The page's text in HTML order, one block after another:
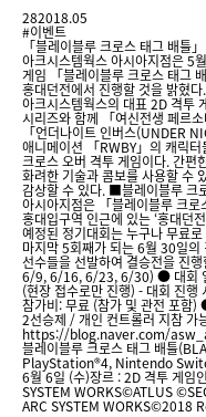
282018.05
#이벤트
「블레이블루 크로스 태그 배틀
아크시스템웍스 아시아지점은 5
게임 「블레이블루 크로스 태그
홍대던전에서 진행할 것을 밝혔
아크시스템웍스의 대표 2D 격투
시리즈와 함께 「여신전생 페르
「언더나이트 인버스(UNDER
애니메이션 「RWBY」의 캐릭
크로스 오버 격투 게임이다. 간편
화려한 기술과 콤보를 사용할 수
감상할 수 있다. ■블레이블루 크
아시아지점은 「블레이블루 크
홍대입구역 인근에 있는 ‘홍대던
예정된 정기대회는 누구나 무료
마지막 5회째가 되는 6월 30일의
선수들을 선발하여 결승전을 진
6/9, 6/16, 6/23, 6/30) ● 대회
(현장 접수로만 진행) - 대회 진
참가비: 무료 (참가 및 관전 포함
2선승제 / 개인 컨트롤러 지참 가
https://blog.naver.com/
블레이블루 크로스 태그 배틀
PlayStation®4, Nintendo
6월 6일 (수)장르 : 2D 격투 게임
SYSTEM WORKS©ATLUS
ARC SYSTEM